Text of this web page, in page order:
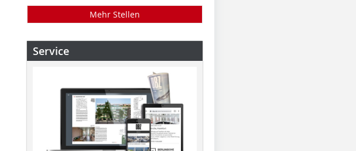
Mehr Stellen
Service